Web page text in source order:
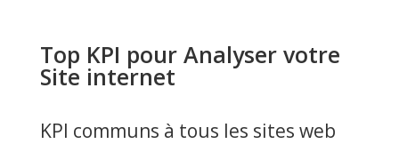
Top KPI pour Analyser votre
Site internet
KPI communs à tous les sites web